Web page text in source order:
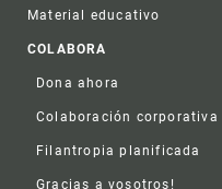
Material educativo
COLABORA
Dona ahora
Colaboración corporativa
Filantropia planificada
Gracias a vosotros!